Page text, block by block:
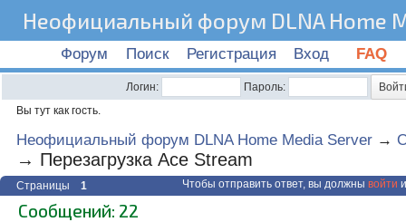
Неофициальный форум DLNA Home
Форум Поиск Регистрация Вход FAQ
Логин:
Пароль:
Вы тут как гость.
Неофициальный форум DLNA Home Media Server →
→ Перезагрузка Ace Stream
Страницы 1 Чтобы отправить ответ, вы должны войти
Сообщений: 22